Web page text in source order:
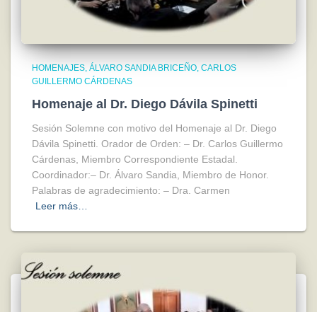
HOMENAJES ÁLVARO SANDIA BRICEÑO CARLOS
GUILLERMO CÁRDENAS
Homenaje al Dr. Diego Dávila Spinetti
Sesión Solemne con motivo del Homenaje al Dr. Diego
Dávila Spinetti. Orador de Orden: – Dr. Carlos Guillermo
Cárdenas, Miembro Correspondiente Estadal.
Coordinador:– Dr. Álvaro Sandia, Miembro de Honor.
Palabras de agradecimiento: – Dra. Carmen
Leer más…